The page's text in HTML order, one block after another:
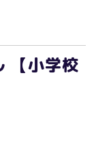
【小学校